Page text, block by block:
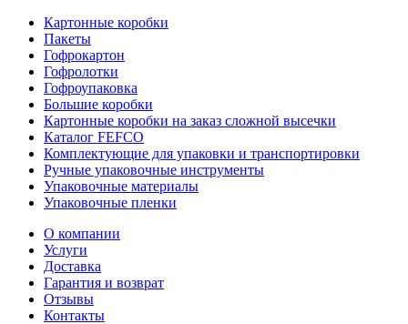
Картонные коробки
Пакеты
Гофрокартон
Гофролотки
Гофроупаковка
Большие коробки
Картонные коробки на заказ сложной высечки
Каталог FEFCO
Комплектующие для упаковки и транспортировки
Ручные упаковочные инструменты
Упаковочные материалы
Упаковочные пленки
О компании
Услуги
Доставка
Гарантия и возврат
Отзывы
Контакты